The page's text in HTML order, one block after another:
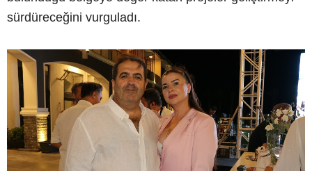
sürdüreceğini vurguladı.